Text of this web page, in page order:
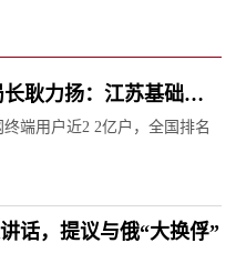
耿力扬：江苏基础电
户近2.2亿户
端用户近2 2亿户，全国排名
话，提议与俄“大换俘”